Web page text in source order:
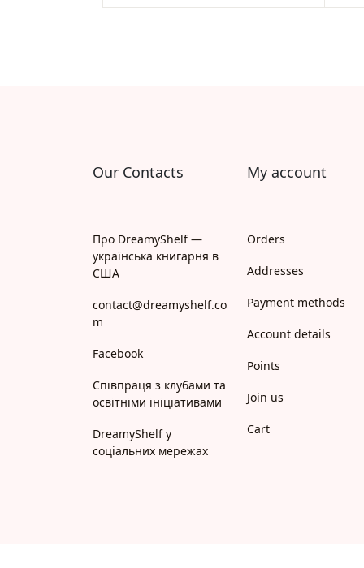
Our Contacts
Про DreamyShelf —
українська книгарня в
США
contact@dreamyshelf.co
m
Facebook
Співпраця з клубами та
освітніми ініціативами
DreamyShelf у
соціальних мережах
My account
Orders
Addresses
Payment methods
Account details
Points
Join us
Cart